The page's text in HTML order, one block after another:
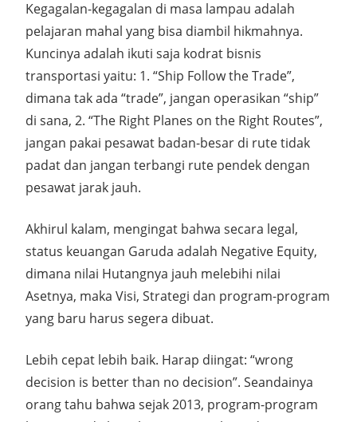
Kegagalan-kegagalan di masa lampau adalah
pelajaran mahal yang bisa diambil hikmahnya.
Kuncinya adalah ikuti saja kodrat bisnis
transportasi yaitu: 1. “Ship Follow the Trade”,
dimana tak ada “trade”, jangan operasikan “ship”
di sana, 2. “The Right Planes on the Right Routes”,
jangan pakai pesawat badan-besar di rute tidak
padat dan jangan terbangi rute pendek dengan
pesawat jarak jauh.
Akhirul kalam, mengingat bahwa secara legal,
status keuangan Garuda adalah Negative Equity,
dimana nilai Hutangnya jauh melebihi nilai
Asetnya, maka Visi, Strategi dan program-program
yang baru harus segera dibuat.
Lebih cepat lebih baik. Harap diingat: “wrong
decision is better than no decision”. Seandainya
orang tahu bahwa sejak 2013, program-program